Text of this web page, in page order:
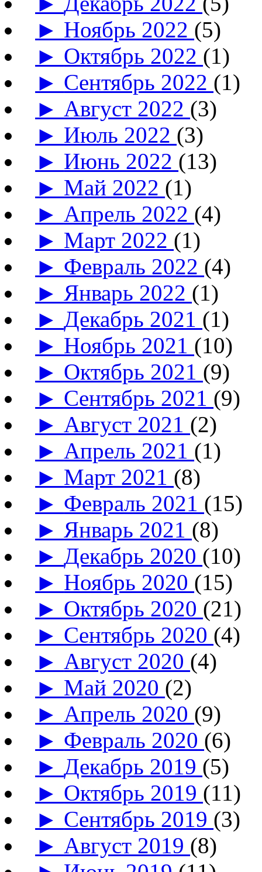
► Ноябрь 2022 (5)
► Октябрь 2022 (1)
► Сентябрь 2022 (1)
► Август 2022 (3)
► Июль 2022 (3)
► Июнь 2022 (13)
► Май 2022 (1)
► Апрель 2022 (4)
► Март 2022 (1)
► Февраль 2022 (4)
► Январь 2022 (1)
►Декабрь 2021 (1)
► Ноябрь 2021 (10)
► Октябрь 2021 (9)
► Сентябрь 2021 (9)
► Август 2021 (2)
► Апрель 2021 (1)
► Март 2021 (8)
► Февраль 2021 (15)
► Январь 2021 (8)
►Декабрь 2020 (10)
► Ноябрь 2020 (15)
► Октябрь 2020 (21)
► Сентябрь 2020 (4)
► Август 2020 (4)
► Май 2020 (2)
► Апрель 2020 (9)
► Февраль 2020 (6)
►Декабрь 2019 (5)
► Октябрь 2019 (11)
► Сентябрь 2019 (3)
► Август 2019 (8)